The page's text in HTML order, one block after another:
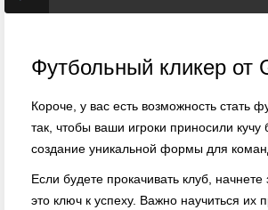
Футбольный кликер от
Короче, у вас есть возможность стать
так, чтобы ваши игроки приносили
создание уникальной формы для
Если будете прокачивать клуб,
это ключ к успеху. Важно научиться их